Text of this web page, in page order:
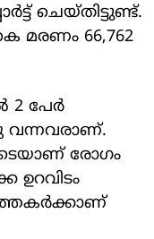
ചെയ്തിട്ടുണ്ട്.
66,762
2 പേര്‍
വന്നവരാണ്.
രോഗം
ഉറവിടം